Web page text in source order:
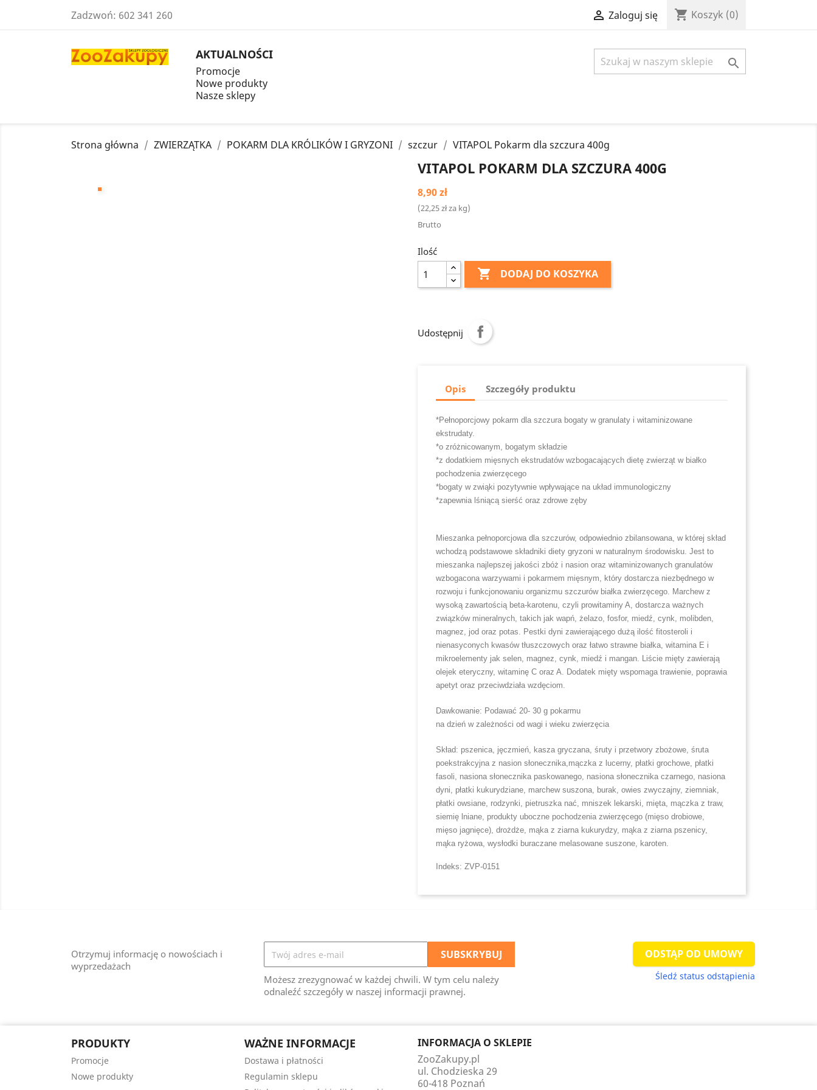
Zadzwoń: 602 341 260  Zaloguj się shopping_cart Koszyk (0)
AKTUALNOŚCI
Promocje
Nowe produkty
Nasze sklepy

Strona główna ZWIERZĄTKA POKARM DLA KRÓLIKÓW I GRYZONI szczur VITAPOL Pokarm dla szczura 400g
VITAPOL POKARM DLA SZCZURA 400G
8,90 zł
(22,25 zł za kg)
Brutto
Ilość
 DODAJ DO KOSZYKA
Udostępnij
Opis Szczegóły produktu
*Pełnoporcjowy pokarm dla szczura bogaty w granulaty i witaminizowane
ekstrudaty.
*o zróżnicowanym, bogatym składzie
*z dodatkiem mięsnych ekstrudatów wzbogacających dietę zwierząt w białko
pochodzenia zwierzęcego
*bogaty w zwiąki pozytywnie wpływające na układ immunologiczny
*zapewnia lśniącą sierść oraz zdrowe zęby
Mieszanka pełnoporcjowa dla szczurów, odpowiednio zbilansowana, w której skład
wchodzą podstawowe składniki diety gryzoni w naturalnym środowisku. Jest to
mieszanka najlepszej jakości zbóż i nasion oraz witaminizowanych granulatów
wzbogacona warzywami i pokarmem mięsnym, który dostarcza niezbędnego w
rozwoju i funkcjonowaniu organizmu szczurów białka zwierzęcego. Marchew z
wysoką zawartością beta-karotenu, czyli prowitaminy A, dostarcza ważnych
związków mineralnych, takich jak wapń, żelazo, fosfor, miedź, cynk, molibden,
magnez, jod oraz potas. Pestki dyni zawierającego dużą ilość fitosteroli i
nienasyconych kwasów tłuszczowych oraz łatwo strawne białka, witamina E i
mikroelementy jak selen, magnez, cynk, miedź i mangan. Liście mięty zawierają
olejek eteryczny, witaminę C oraz A. Dodatek mięty wspomaga trawienie, poprawia
apetyt oraz przeciwdziała wzdęciom.
Dawkowanie: Podawać 20- 30 g pokarmu
na dzień w zależności od wagi i wieku zwierzęcia
Skład: pszenica, jęczmień, kasza gryczana, śruty i przetwory zbożowe, śruta
poekstrakcyjna z nasion słonecznika,mączka z lucerny, płatki grochowe, płatki
fasoli, nasiona słonecznika paskowanego, nasiona słonecznika czarnego, nasiona
dyni, płatki kukurydziane, marchew suszona, burak, owies zwyczajny, ziemniak,
płatki owsiane, rodzynki, pietruszka nać, mniszek lekarski, mięta, mączka z traw,
siemię lniane, produkty uboczne pochodzenia zwierzęcego (mięso drobiowe,
mięso jagnięce), drożdże, mąka z ziarna kukurydzy, mąka z ziarna pszenicy,
mąka ryżowa, wysłodki buraczane melasowane suszone, karoten.
Indeks: ZVP-0151
Otrzymuj informację o nowościach i
wyprzedażach
Możesz zrezygnować w każdej chwili. W tym celu należy
odnaleźć szczegóły w naszej informacji prawnej.
ODSTĄP OD UMOWY
Śledź status odstąpienia
PRODUKTY
Promocje
Nowe produkty
WAŻNE INFORMACJE
Dostawa i płatności
Regulamin sklepu
INFORMACJA O SKLEPIE
ZooZakupy.pl
ul. Chodzieska 29
60-418 Poznań